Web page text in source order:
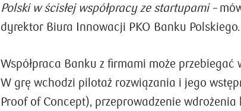
Polski w ścisłej współpracy ze startupami –
dyrektor Biura Innowacji PKO Banku Polskiego.
Współpraca Banku z firmami może przebiegać
W grę wchodzi pilotaż rozwiązania i jego
Proof of Concept), przeprowadzenie